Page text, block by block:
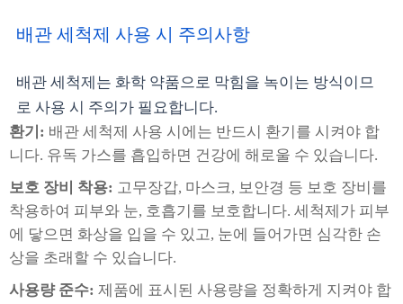
배관 세척제 사용 시 주의사항
배관 세척제는 화학 약품으로 막힘을 녹이는 방식이므
로 사용 시 주의가 필요합니다.
환기: 배관 세척제 사용 시에는 반드시 환기를 시켜야 합
니다. 유독 가스를 흡입하면 건강에 해로울 수 있습니다.
보호 장비 착용: 고무장갑, 마스크, 보안경 등 보호 장비를
착용하여 피부와 눈, 호흡기를 보호합니다. 세척제가 피부
에 닿으면 화상을 입을 수 있고, 눈에 들어가면 심각한 손
상을 초래할 수 있습니다.
사용량 준수: 제품에 표시된 사용량을 정확하게 지켜야 합